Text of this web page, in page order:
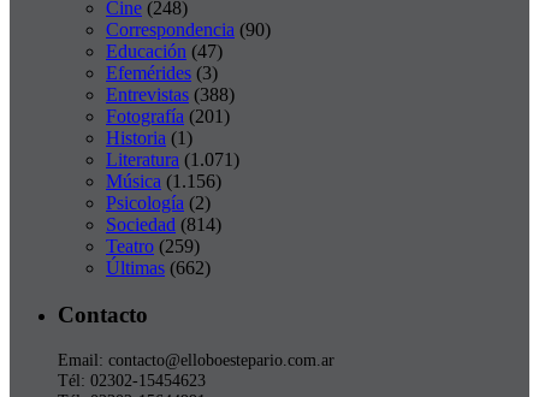
Cine (248)
Correspondencia (90)
Educación (47)
Efemérides (3)
Entrevistas (388)
Fotografía (201)
Historia (1)
Literatura (1.071)
Música (1.156)
Psicología (2)
Sociedad (814)
Teatro (259)
Últimas (662)
Contacto
Email: contacto@elloboestepario.com.ar
Tél: 02302-15454623